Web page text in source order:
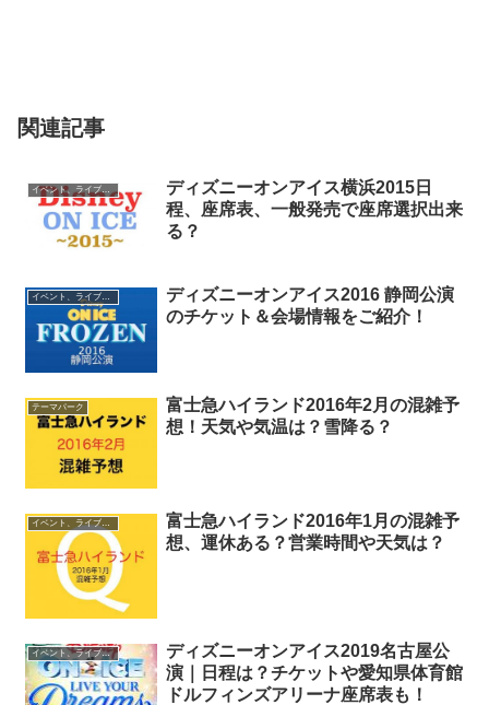
関連記事
イベント、ライブ最新情報
ディズニーオンアイス横浜2015日
程、座席表、一般発売で座席選択出来
る？
イベント、ライブ最新情報
ディズニーオンアイス2016 静岡公演
のチケット＆会場情報をご紹介！
テーマパーク
富士急ハイランド2016年2月の混雑予
想！天気や気温は？雪降る？
イベント、ライブ最新情報
富士急ハイランド2016年1月の混雑予
想、運休ある？営業時間や天気は？
イベント、ライブ最新情報
ディズニーオンアイス2019名古屋公
演｜日程は？チケットや愛知県体育館
ドルフィンズアリーナ座席表も！